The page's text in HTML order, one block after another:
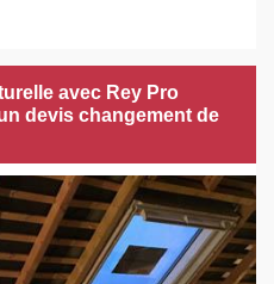
avec Rey Pro
devis changement de